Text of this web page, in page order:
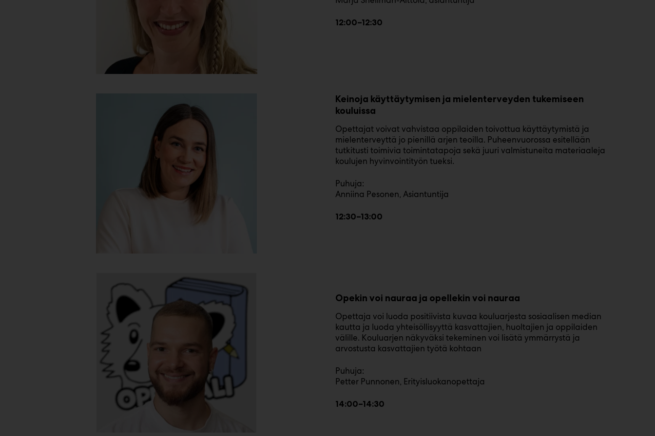
12:00–12:30
Keinoja käyttäytymisen ja mielenterveyden tukemiseen
kouluissa
Opettajat voivat vahvistaa oppilaiden toivottua käyttäytymistä ja
mielenterveyttä jo pienillä arjen teoilla. Puheenvuorossa esitellään
tutkitusti toimivia toimintatapoja sekä juuri valmistuneita materiaaleja
koulujen hyvinvointityön tueksi.
Puhuja:
Anniina Pesonen, Asiantuntija
12:30–13:00
Opekin voi nauraa ja opellekin voi nauraa
Opettaja voi luoda positiivista kuvaa kouluarjesta sosiaalisen median
kautta ja luoda yhteisöllisyyttä kasvattajien, huoltajien ja oppilaiden
välille. Kouluarjen näkyväksi tekeminen voi lisätä ymmärrystä ja
arvostusta kasvattajien työtä kohtaan
Puhuja:
Petter Punnonen, Erityisluokanopettaja
14:00–14:30